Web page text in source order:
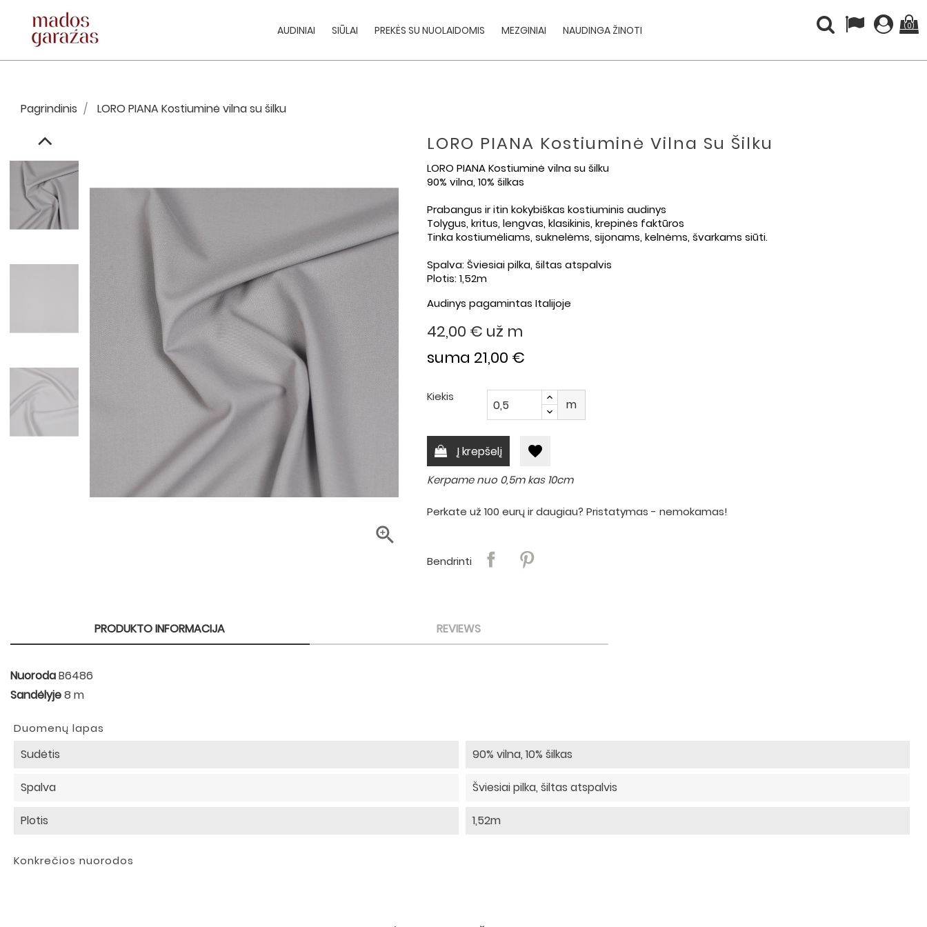
AUDINIAI SIŪLAI PREKĖS SU NUOLAIDOMIS MEZGINIAI NAUDINGA ŽINOTI (0)
Pagrindinis LORO PIANA Kostiuminė vilna su šilku

LORO PIANA Kostiuminė Vilna Su Šilku
LORO PIANA Kostiuminė vilna su šilku
90% vilna, 10% šilkas
Prabangus ir itin kokybiškas kostiuminis audinys
Tolygus, kritus, lengvas, klasikinis, krepinės faktūros
Tinka kostiumėliams, suknelėms, sijonams, kelnėms, švarkams siūti.
Spalva: Šviesiai pilka, šiltas atspalvis
Plotis: 1,52m
Audinys pagamintas Italijoje
42,00 € už m
suma 21,00 €
Kiekis
m
Į krepšelį favorite
Kerpame nuo 0,5m kas 10cm
Perkate už 100 eurų ir daugiau? Pristatymas - nemokamas!
Bendrinti
PRODUKTO INFORMACIJA REVIEWS
NuorodaB6486
Sandėlyje8 m
Duomenų lapas
Sudėtis 90% vilna, 10% šilkas
Spalva Šviesiai pilka, šiltas atspalvis
Plotis 1,52m
Konkrečios nuorodos